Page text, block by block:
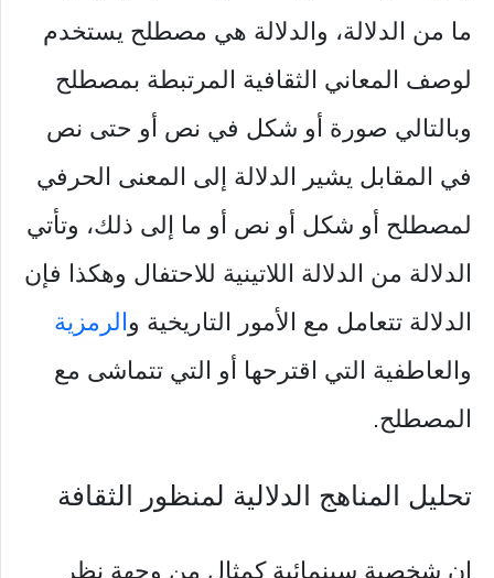
ما من الدلالة، والدلالة هي مصطلح يستخدم
لوصف المعاني الثقافية المرتبطة بمصطلح
وبالتالي صورة أو شكل في نص أو حتى نص
في المقابل يشير الدلالة إلى المعنى الحرفي
لمصطلح أو شكل أو نص أو ما إلى ذلك، وتأتي
الدلالة من الدلالة اللاتينية للاحتفال وهكذا فإن
الدلالة تتعامل مع الأمور التاريخية والرمزية
والعاطفية التي اقترحها أو التي تتماشى مع
المصطلح.
تحليل المناهج الدلالية لمنظور الثقافة
إن شخصية سينمائية كمثال من وجهة نظر